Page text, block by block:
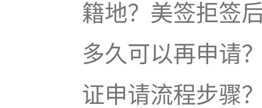
籍地？美签拒签
多久可以再申请
证申请流程步骤